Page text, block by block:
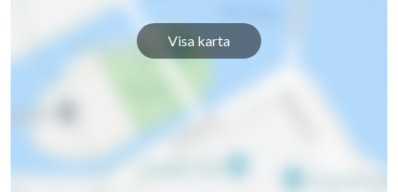
113
Visa karta